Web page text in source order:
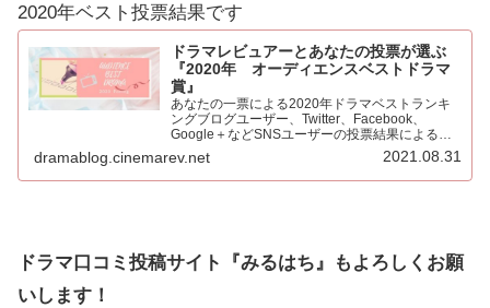
2020年ベスト投票結果です
ドラマレビュアーとあなたの投票が選ぶ
『2020年 オーディエンスベストドラマ
賞』
あなたの一票による2020年ドラマベストランキ
ングブログユーザー、Twitter、Facebook、
Google＋などSNSユーザーの投票結果による
2020年ベストドラマ。445票もの投票をいただき
心より感謝申し上げます！！集計の結果を発表…
dramablog.cinemarev.net 2021.08.31
ドラマ口コミ投稿サイト『みるはち』もよろしくお願
いします！